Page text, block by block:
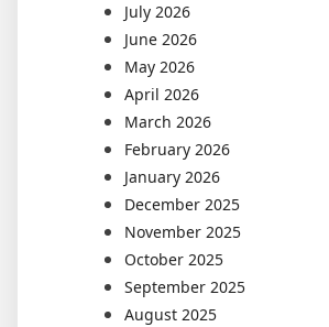
July 2026
June 2026
May 2026
April 2026
March 2026
February 2026
January 2026
December 2025
November 2025
October 2025
September 2025
August 2025